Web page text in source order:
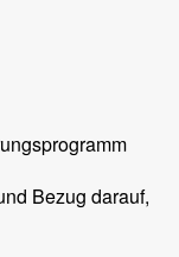
Bezug darauf,